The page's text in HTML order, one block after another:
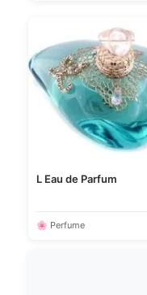
L Eau de Parfum
🌸 Perfume